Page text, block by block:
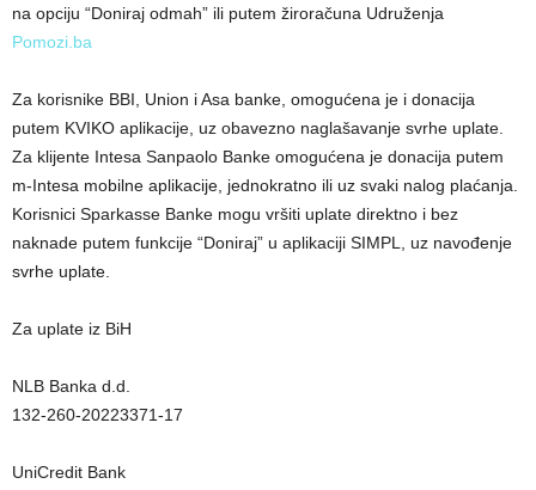
na opciju “Doniraj odmah” ili putem žiroračuna Udruženja
Pomozi.ba
Za korisnike BBI, Union i Asa banke, omogućena je i donacija
putem KVIKO aplikacije, uz obavezno naglašavanje svrhe uplate.
Za klijente Intesa Sanpaolo Banke omogućena je donacija putem
m-Intesa mobilne aplikacije, jednokratno ili uz svaki nalog plaćanja.
Korisnici Sparkasse Banke mogu vršiti uplate direktno i bez
naknade putem funkcije “Doniraj” u aplikaciji SIMPL, uz navođenje
svrhe uplate.
Za uplate iz BiH
NLB Banka d.d.
132-260-20223371-17
UniCredit Bank